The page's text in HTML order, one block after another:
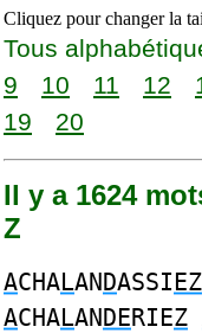
Cliquez pour changer la
Tous
9
10 11 12
19
20
Il y a 1624
Z
ACHALANDASSIEZ
ACHALANDERIEZ